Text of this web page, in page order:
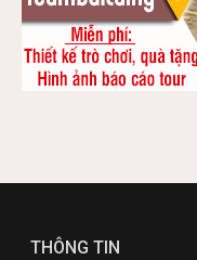
THÔNG TIN